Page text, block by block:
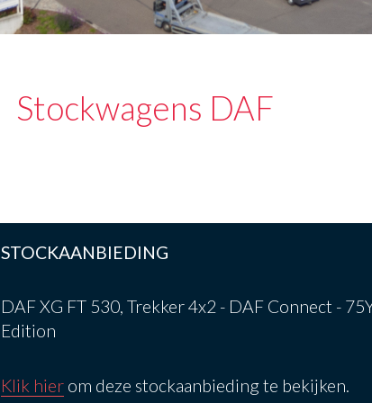
Stockwagens DAF
STOCKAANBIEDING
DAF XG FT 530, Trekker 4x2 - DAF Connect -
Edition
Klik hier om deze stockaanbieding te bekijken.